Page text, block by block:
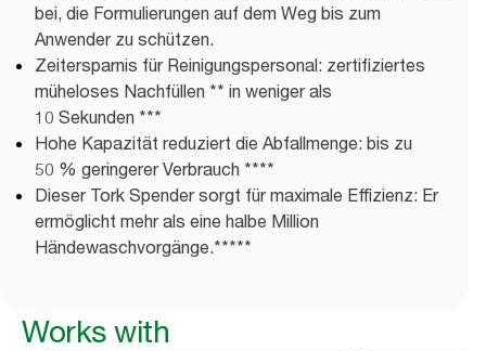
bei, die Formulierungen auf dem Weg bis zum
Anwender zu schützen.
Zeitersparnis für Reinigungspersonal: zertifiziertes
müheloses Nachfüllen ** in weniger als
10 Sekunden ***
Hohe Kapazität reduziert die Abfallmenge: bis zu
50 % geringerer Verbrauch ****
Dieser Tork Spender sorgt für maximale Effizienz: Er
ermöglicht mehr als eine halbe Million
Händewaschvorgänge.*****
Works with